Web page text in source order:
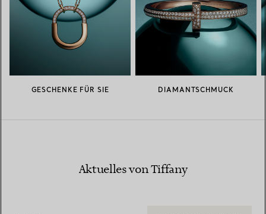
GESCHENKE FÜR SIE DIAMANTSCHMUCK
Aktuelles von Tiffany